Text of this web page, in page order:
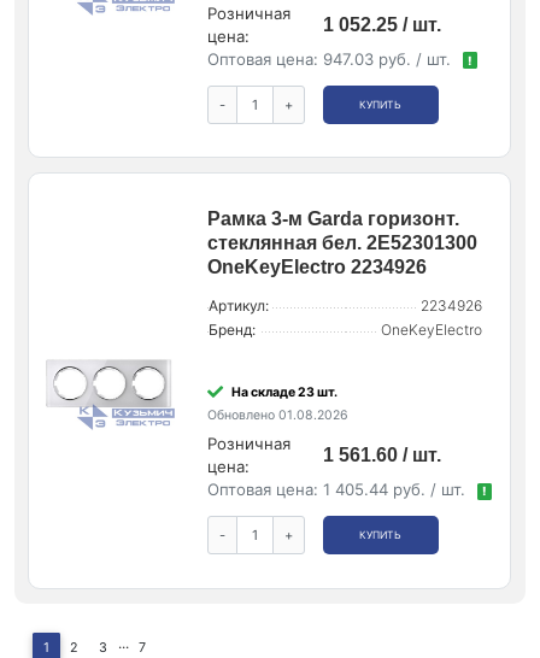
Розничная
цена:
1 052.25 / шт.
Оптовая цена: 947.03 руб. / шт. !
- + КУПИТЬ
Рамка 3-м Garda горизонт.
стеклянная бел. 2E52301300
OneKeyElectro 2234926
Артикул:
2234926
Бренд:
OneKeyElectro
На складе 23 шт.
Обновлено 01.08.2026
Розничная
цена:
1 561.60 / шт.
Оптовая цена: 1 405.44 руб. / шт. !
- + КУПИТЬ
1 2 3 ... 7